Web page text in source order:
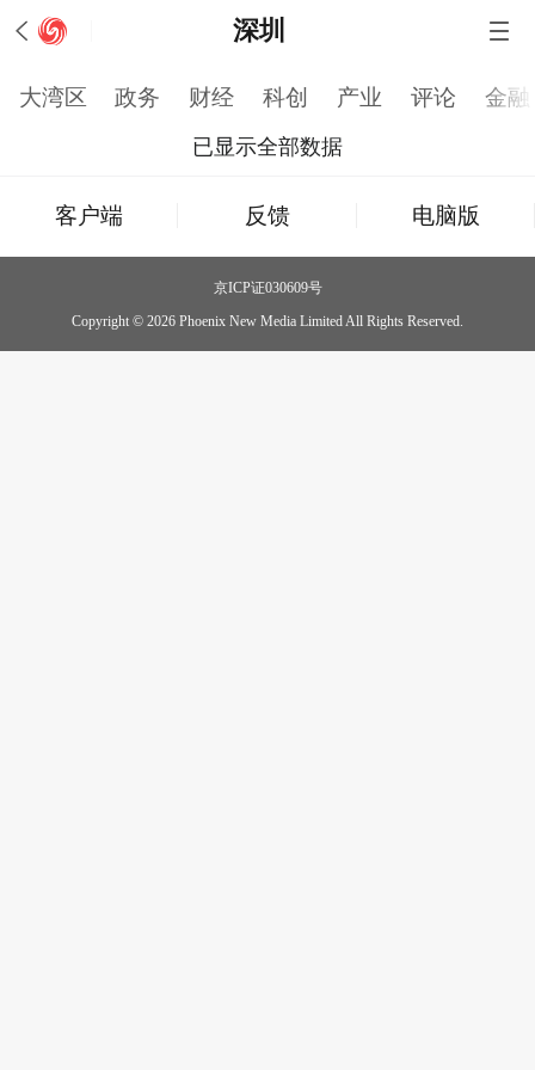
深圳
大湾区 政务 财经 科创 产业 评论 金融
已显示全部数据
客户端 反馈 电脑版
京ICP证030609号
Copyright © 2026 Phoenix New Media Limited All Rights Reserved.